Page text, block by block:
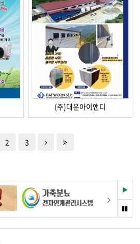
(주)대운아이앤디
2 3 한단계 뒤로제일 뒤로
재
생
멈
춤